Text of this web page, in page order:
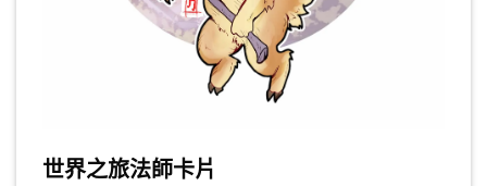
世界之旅法師卡片